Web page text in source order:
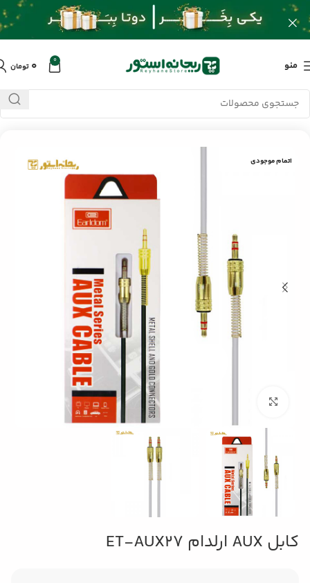
منو 0 ۰ تومان
خانه/محصولات/کابل و تبدیلات/کابل AUX ارلدام ET-AUX27
اتمام موجودی
کابل AUX ارلدام ET-AUX27